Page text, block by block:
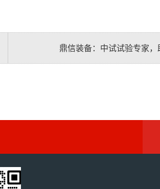
鼎信装备：中试试验专家